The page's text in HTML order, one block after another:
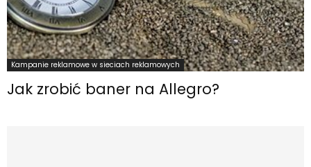
Kampanie reklamowe w sieciach reklamowych
Jak zrobić baner na Allegro?